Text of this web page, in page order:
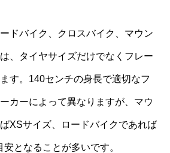
ドバイク、クロスバイク、マウン
、タイヤサイズだけでなくフレー
す。140センチの身長で適切なフ
カーによって異なりますが、マウ
XSサイズ、ロードバイクであれば
となることが多いです。